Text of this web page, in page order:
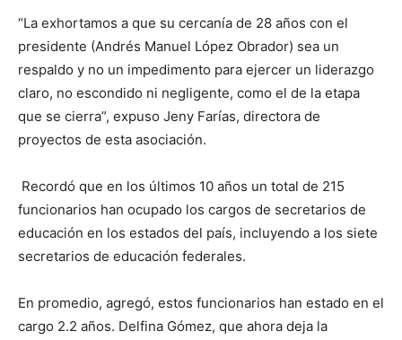
“La exhortamos a que su cercanía de 28 años con el
presidente (Andrés Manuel López Obrador) sea un
respaldo y no un impedimento para ejercer un liderazgo
claro, no escondido ni negligente, como el de la etapa
que se cierra”, expuso Jeny Farías, directora de
proyectos de esta asociación.
Recordó que en los últimos 10 años un total de 215
funcionarios han ocupado los cargos de secretarios de
educación en los estados del país, incluyendo a los siete
secretarios de educación federales.
En promedio, agregó, estos funcionarios han estado en el
cargo 2.2 años. Delfina Gómez, que ahora deja la